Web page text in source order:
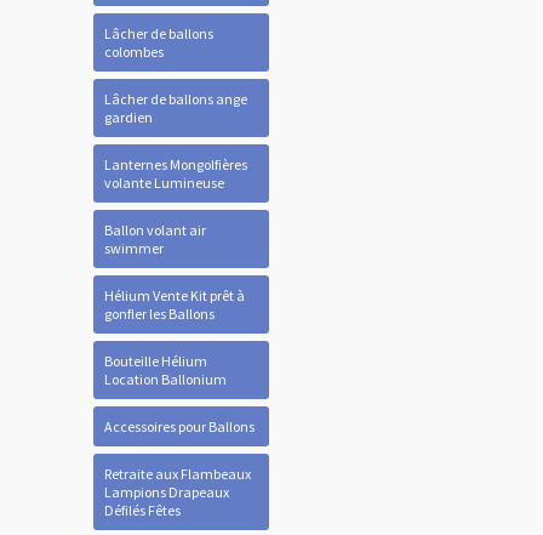
Lâcher de ballons
colombes
Lâcher de ballons ange
gardien
Lanternes Mongolfières
volante Lumineuse
Ballon volant air
swimmer
Hélium Vente Kit prêt à
gonfler les Ballons
Bouteille Hélium
Location Ballonium
Accessoires pour Ballons
Retraite aux Flambeaux
Lampions Drapeaux
Défilés Fêtes